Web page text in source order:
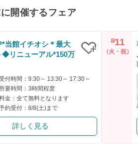
開催するフェア
当館イチオシ＊最大
◆リニューアル*150万
付時間：9:30～ 13:30～ 17:30～
所要時間：3時間程度
金：全て無料となります
約受付：8/8(土)まで
詳しく見る
8/11
（火・祝）